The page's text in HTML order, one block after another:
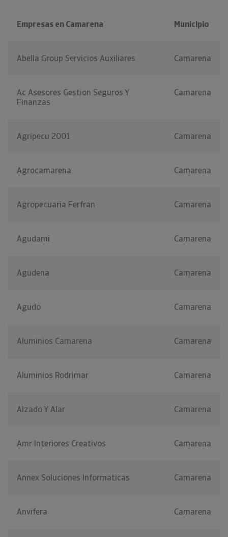
Empresas en Camarena Municipio
Abella Group Servicios Auxiliares Camarena
Ac Asesores Gestion Seguros Y
Finanzas
Camarena
Agripecu 2001 Camarena
Agrocamarena Camarena
Agropecuaria Ferfran Camarena
Agudami Camarena
Agudena Camarena
Agudo Camarena
Aluminios Camarena Camarena
Aluminios Rodrimar Camarena
Alzado Y Alar Camarena
Amr Interiores Creativos Camarena
Annex Soluciones Informaticas Camarena
Anvifera Camarena